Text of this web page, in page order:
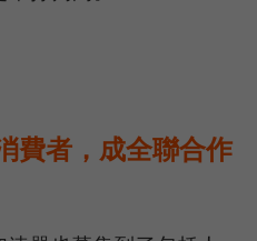
費者，成全聯合作